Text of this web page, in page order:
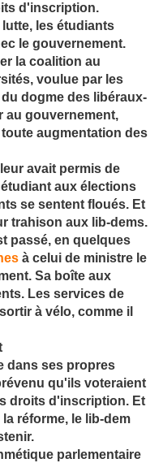
d'inscription.
les étudiants
le gouvernement.
la coalition au
voulue par les
dogme des libéraux-
au gouvernement,
augmentation des
avait permis de
aux élections
se sentent floués. Et
trahison aux lib-dems.
passé, en quelques
à celui de ministre le
Sa boîte aux
Les services de
à vélo, comme il
dans ses propres
qu'ils voteraient
droits d'inscription. Et
réforme, le lib-dem
parlementaire